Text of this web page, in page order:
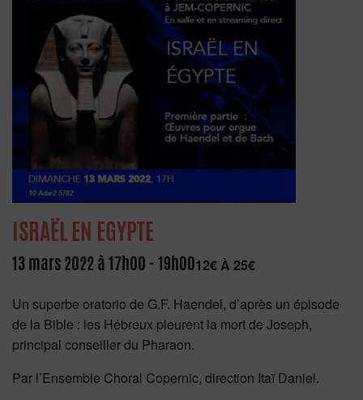
ISRAËL EN EGYPTE
13 mars 2022 à 17h00 -19h0012€ À 25€
Un superbe oratorio de G.F. Haendel, d’après un épisode
de la Bible : les Hébreux pleurent la mort de Joseph,
principal conseiller du Pharaon.
Par l’Ensemble Choral Copernic, direction Itaï Daniel.